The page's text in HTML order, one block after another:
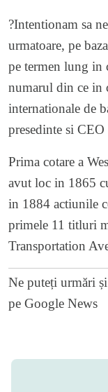
?Intentionam sa
urmatoare, pe
pe termen lung in
numarul din ce in
internationale de
presedinte si
Prima cotare a
avut loc in 1865
in 1884 actiunile
primele 11 titluri
Transportation
Ne puteți urmări
pe Google News